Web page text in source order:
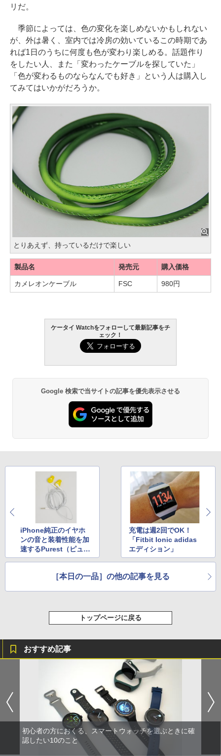
リだ。
季節によっては、色の変化を楽しめないかもしれない
が、外は暑く、室内では冷房の効いているこの時期であ
れば1日のうちに何度も色が変わり楽しめる。話題作り
をしたい人、また「変わったケーブルを探していた」
「色が変わるものならなんでも好き」という人は購入し
てみてはいかがだろうか。
とりあえず、持っているだけで楽しい
製品名 発売元 購入価格
カメレオンケーブル FSC 980円
ケータイ Watchをフォローして最新記事をチ
ェック！
Google 検索で当サイトの記事を優先表示させる
iPhone純正のイヤホ
ンの音と装着性能を加
速するPurest（ピュレ
スト）
充電は週2回でOK！
「Fitbit Ionic adidas
エディション」
［本日の一品］の他の記事を見る
トップページに戻る
おすすめ記事
初心者の方におくる、スマートウォッチを選ぶときに確
認したい10のこと